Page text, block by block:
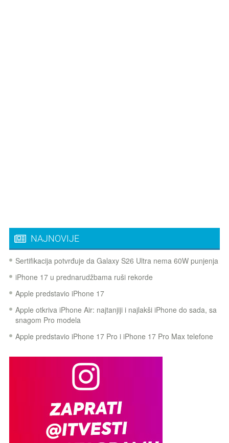
NAJNOVIJE
Sertifikacija potvrđuje da Galaxy S26 Ultra nema 60W punjenja
iPhone 17 u prednarudžbama ruši rekorde
Apple predstavio iPhone 17
Apple otkriva iPhone Air: najtanjiji i najlakši iPhone do sada, sa
snagom Pro modela
Apple predstavio iPhone 17 Pro i iPhone 17 Pro Max telefone